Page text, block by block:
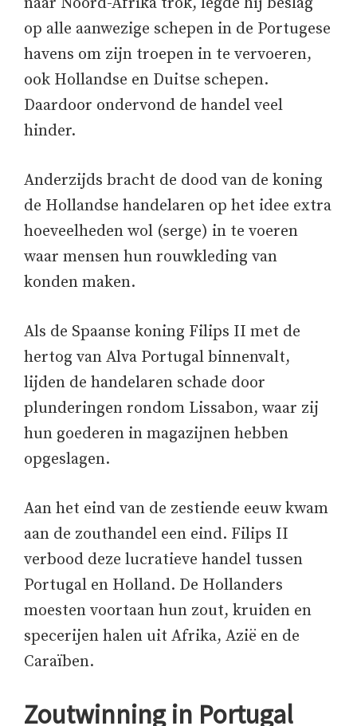
op alle aanwezige schepen in de Portugese
havens om zijn troepen in te vervoeren,
ook Hollandse en Duitse schepen.
Daardoor ondervond de handel veel
hinder.
Anderzijds bracht de dood van de koning
de Hollandse handelaren op het idee extra
hoeveelheden wol (serge) in te voeren
waar mensen hun rouwkleding van
konden maken.
Als de Spaanse koning Filips II met de
hertog van Alva Portugal binnenvalt,
lijden de handelaren schade door
plunderingen rondom Lissabon, waar zij
hun goederen in magazijnen hebben
opgeslagen.
Aan het eind van de zestiende eeuw kwam
aan de zouthandel een eind. Filips II
verbood deze lucratieve handel tussen
Portugal en Holland. De Hollanders
moesten voortaan hun zout, kruiden en
specerijen halen uit Afrika, Azië en de
Caraïben.
Zoutwinning in Portugal